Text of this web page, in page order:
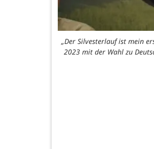
„Der Silvesterlauf ist mein
2023 mit der Wahl zu